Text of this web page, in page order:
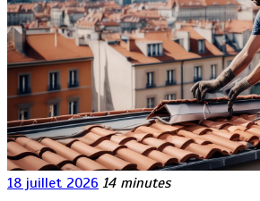
18 juillet 2026 14 minutes